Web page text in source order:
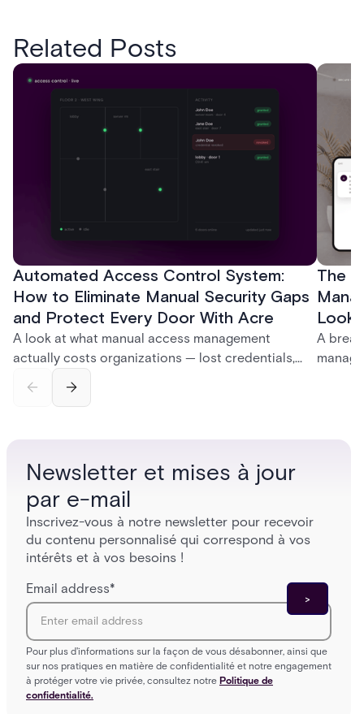
Related Posts
Automated Access Control System:
How to Eliminate Manual Security Gaps
and Protect Every Door With Acre
A look at what manual access management
actually costs organizations — lost credentials,
incomplete audit trails, and wasted security hours
— and how Acre's automated access control
The
Look
A
Newsletter et mises à jour
par e-mail
Inscrivez-vous à notre newsletter pour recevoir
du contenu personnalisé qui correspond à vos
intérêts et à vos besoins !
Email address*
Pour plus d'informations sur la façon de vous désabonner, ainsi que
sur nos pratiques en matière de confidentialité et notre engagement
à protéger votre vie privée, consultez notre Politique de
confidentialité.